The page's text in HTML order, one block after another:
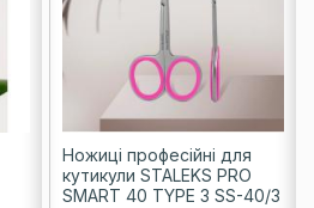
Ножиці професійні для
кутикули STALEKS PRO
SMART 40 TYPE 3 SS-40/3